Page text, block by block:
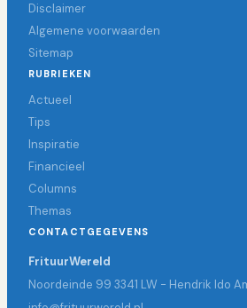
Disclaimer
Algemene voorwaarden
Sitemap
RUBRIEKEN
Actueel
Tips
Inspiratie
Financieel
Columns
Themas
CONTACTGEGEVENS
FrituurWereld
Noordeinde 99 3341 LW - Hendrik Ido